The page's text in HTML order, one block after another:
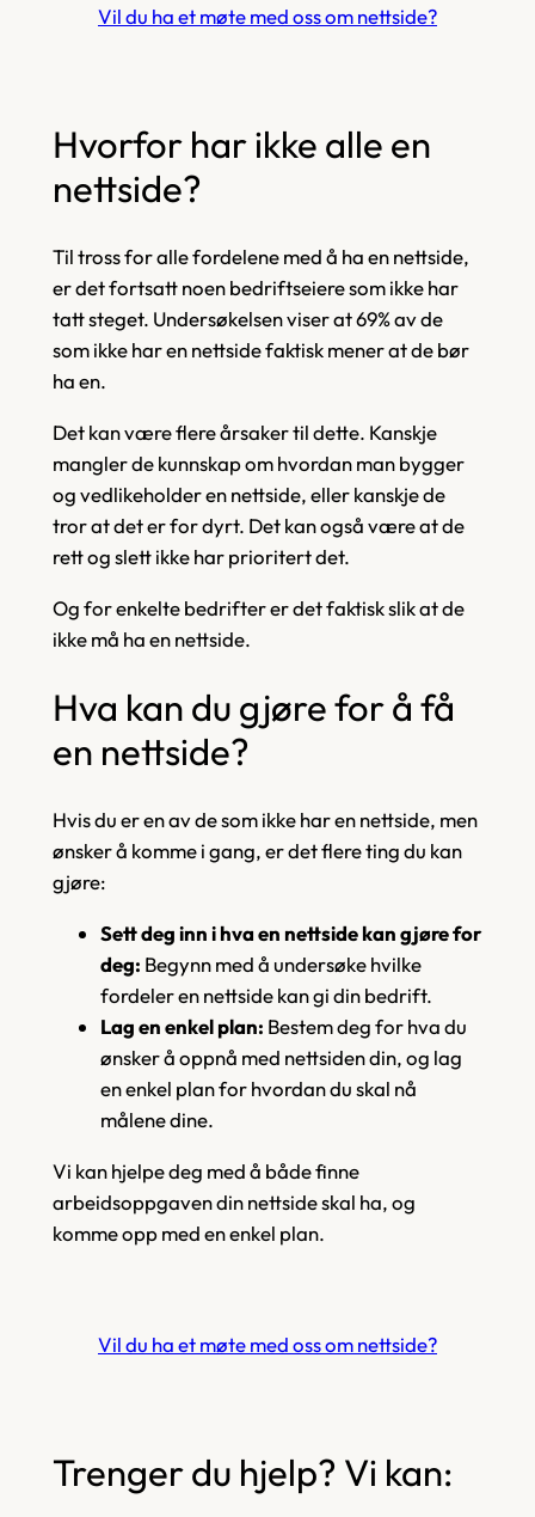
Vil du ha et møte med oss om nettside?
Hvorfor har ikke alle en
nettside?
Til tross for alle fordelene med å ha en nettside,
er det fortsatt noen bedriftseiere som ikke har
tatt steget. Undersøkelsen viser at 69% av de
som ikke har en nettside faktisk mener at debør
ha en.
Det kan være flere årsaker til dette. Kanskje
mangler de kunnskap om hvordan man bygger
og vedlikeholder en nettside, eller kanskje de
tror at det er for dyrt. Det kan også være at de
rett og slett ikke har prioritert det.
Og for enkelte bedrifter er det faktisk slik at de
ikke må ha en nettside.
Hva kan du gjøre for å få
en nettside?
Hvis du er en av de som ikke har en nettside, men
ønsker å komme i gang, er det flere ting du kan
gjøre:
Sett deg inn i hva en nettside kan gjøre for
deg: Begynn med å undersøke hvilke
fordeler en nettside kan gi din bedrift.
Lag en enkel plan: Bestem deg for hva du
ønsker å oppnå med nettsiden din, og lag
en enkel plan for hvordan du skal nå
målene dine.
Vi kan hjelpe deg med å både finne
arbeidsoppgaven din nettside skal ha, og
komme opp med en enkel plan.
Vil du ha et møte med oss om nettside?
Trenger du hjelp? Vi kan: